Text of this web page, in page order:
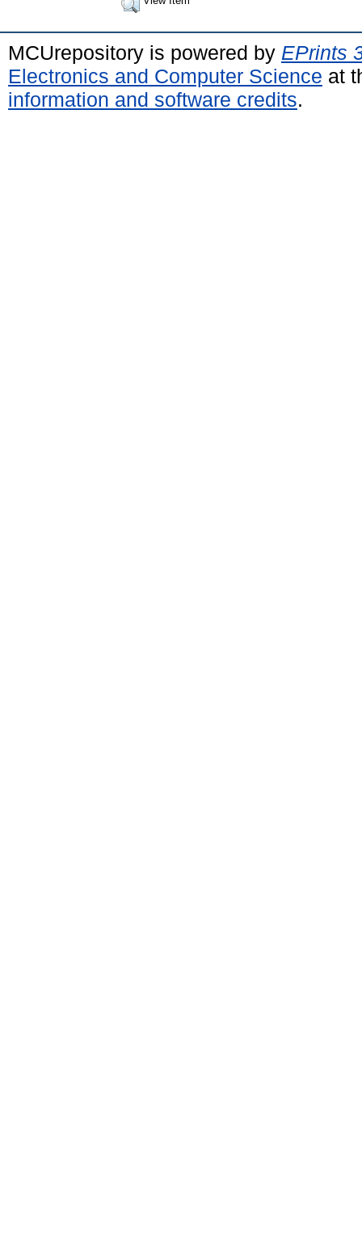
MCUrepository is powered by EPrints
Electronics and Computer Science at
information and software credits.